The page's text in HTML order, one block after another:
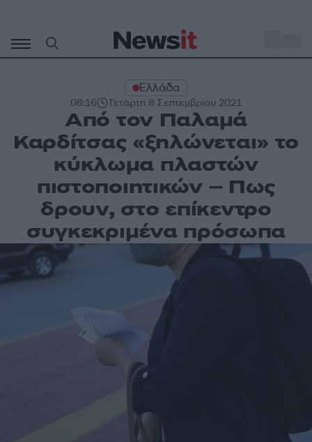
περιεχόμενο
Ελλάδα
08:16 Τετάρτη 8 Σεπτεμβρίου 2021
Από τον Παλαμά
Καρδίτσας «ξηλώνεται» το
κύκλωμα πλαστών
πιστοποιητικών – Πως
δρουν, στο επίκεντρο
συγκεκριμένα πρόσωπα